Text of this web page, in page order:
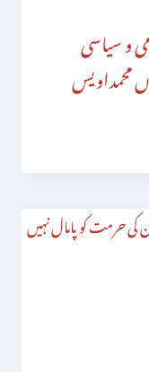
و سیاسی
محمداویس